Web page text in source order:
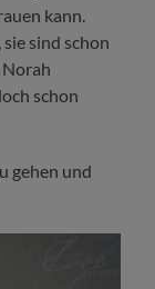
kann.
sind schon
Norah
schon
gehen und